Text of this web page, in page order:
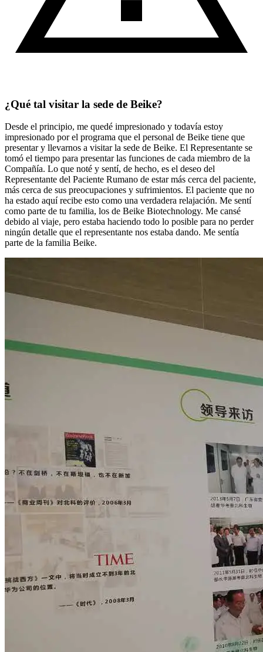
¿Qué tal visitar la sede de Beike?
Desde el principio, me quedé impresionado y todavía estoy
impresionado por el programa que el personal de Beike tiene que
presentar y llevarnos a visitar la sede de Beike. El Representante se
tomó el tiempo para presentar las funciones de cada miembro de la
Compañía. Lo que noté y sentí, de hecho, es el deseo del
Representante del Paciente Rumano de estar más cerca del paciente,
más cerca de sus preocupaciones y sufrimientos. El paciente que no
ha estado aquí recibe esto como una verdadera relajación. Me sentí
como parte de tu familia, los de Beike Biotechnology. Me cansé
debido al viaje, pero estaba haciendo todo lo posible para no perder
ningún detalle que el representante nos estaba dando. Me sentía
parte de la familia Beike.